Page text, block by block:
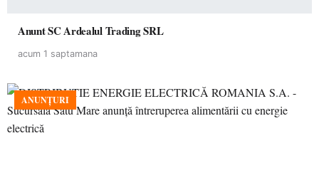
Anunt SC Ardealul Trading SRL
acum 1 saptamana
ANUNȚURI